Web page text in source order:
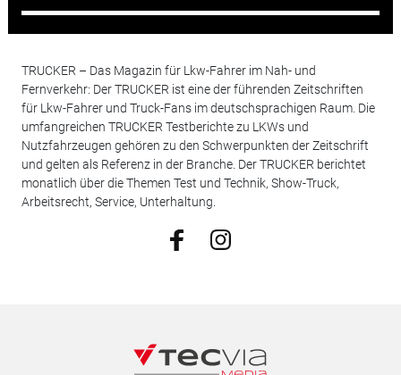
TRUCKER – Das Magazin für Lkw-Fahrer im Nah- und
Fernverkehr: Der TRUCKER ist eine der führenden Zeitschriften
für Lkw-Fahrer und Truck-Fans im deutschsprachigen Raum. Die
umfangreichen TRUCKER Testberichte zu LKWs und
Nutzfahrzeugen gehören zu den Schwerpunkten der Zeitschrift
und gelten als Referenz in der Branche. Der TRUCKER berichtet
monatlich über die Themen Test und Technik, Show-Truck,
Arbeitsrecht, Service, Unterhaltung.